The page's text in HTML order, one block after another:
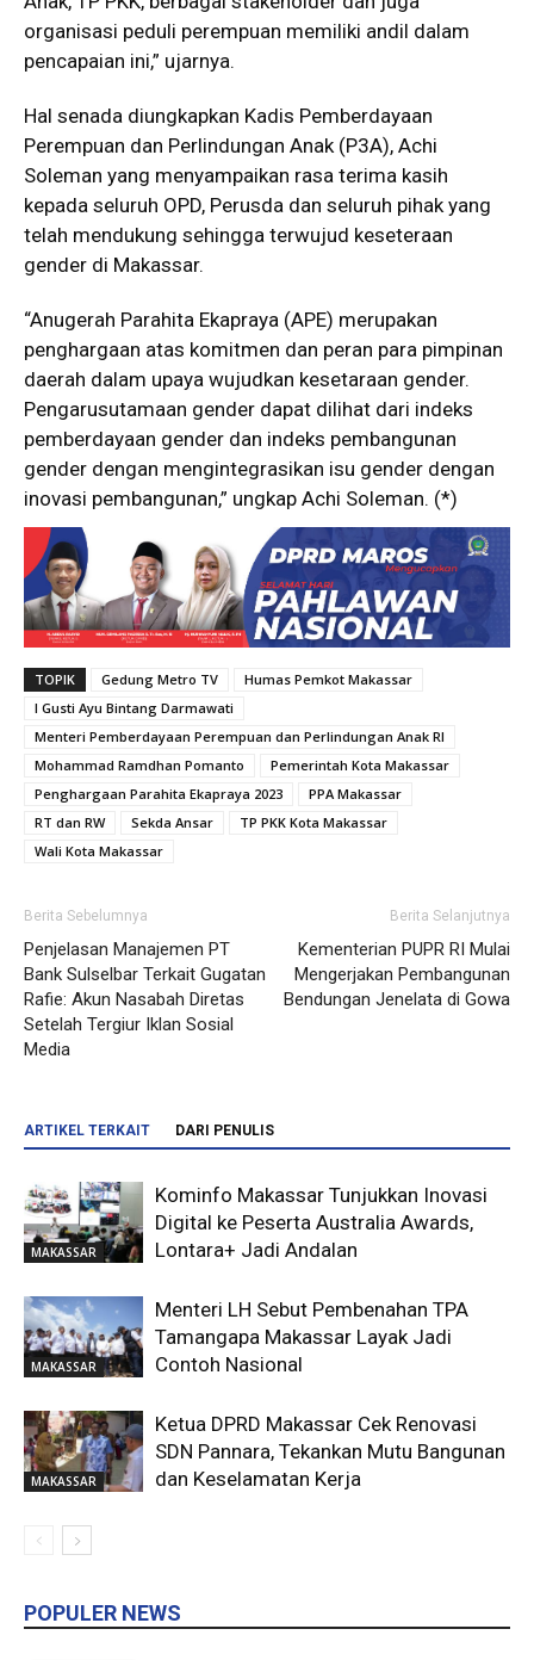
organisasi peduli perempuan memiliki andil dalam
pencapaian ini,” ujarnya.
Hal senada diungkapkan Kadis Pemberdayaan
Perempuan dan Perlindungan Anak (P3A), Achi
Soleman yang menyampaikan rasa terima kasih
kepada seluruh OPD, Perusda dan seluruh pihak yang
telah mendukung sehingga terwujud keseteraan
gender di Makassar.
“Anugerah Parahita Ekapraya (APE) merupakan
penghargaan atas komitmen dan peran para pimpinan
daerah dalam upaya wujudkan kesetaraan gender.
Pengarusutamaan gender dapat dilihat dari indeks
pemberdayaan gender dan indeks pembangunan
gender dengan mengintegrasikan isu gender dengan
inovasi pembangunan,” ungkap Achi Soleman. (*)
TOPIK Gedung Metro TV
Humas Pemkot Makassar
I Gusti Ayu Bintang Darmawati
Menteri Pemberdayaan Perempuan dan Perlindungan Anak RI
Mohammad Ramdhan Pomanto
Pemerintah Kota Makassar
Penghargaan Parahita Ekapraya 2023
PPA Makassar
RT dan RW
Sekda Ansar
TP PKK Kota Makassar
Wali Kota Makassar
Berita Sebelumnya
Penjelasan Manajemen PT
Bank Sulselbar Terkait Gugatan
Rafie: Akun Nasabah Diretas
Setelah Tergiur Iklan Sosial
Media
Berita Selanjutnya
Kementerian PUPR RI Mulai
Mengerjakan Pembangunan
Bendungan Jenelata di Gowa
ARTIKEL TERKAIT DARI PENULIS
MAKASSAR
Kominfo Makassar Tunjukkan Inovasi
Digital ke Peserta Australia Awards,
Lontara+ Jadi Andalan
MAKASSAR
Menteri LH Sebut Pembenahan TPA
Tamangapa Makassar Layak Jadi
Contoh Nasional
MAKASSAR
Ketua DPRD Makassar Cek Renovasi
SDN Pannara, Tekankan Mutu Bangunan
dan Keselamatan Kerja
POPULER NEWS